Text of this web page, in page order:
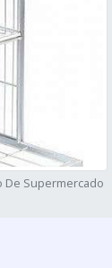
De Supermercado